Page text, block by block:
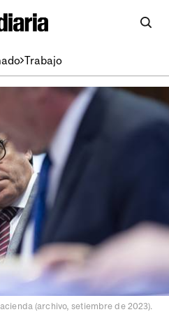
Trabajo
(archivo, setiembre de 2023).